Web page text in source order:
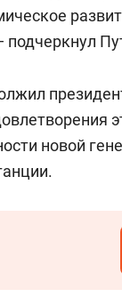
подчеркнул
новой